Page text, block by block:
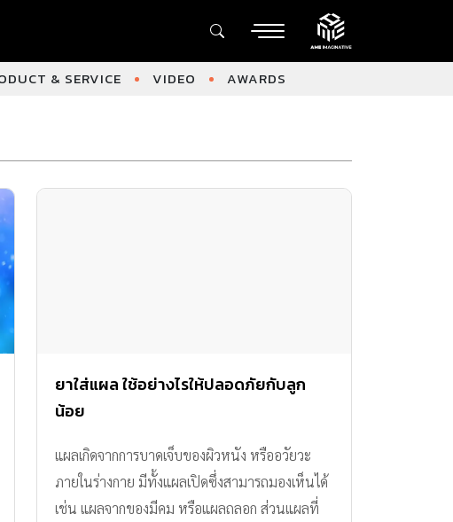
& SERVICE VIDEO AWARDS
ยาใส่แผล ใช้อย่างไรให้ปลอดภัยกับลูก
น้อย
แผลเกิดจากการบาดเจ็บของผิวหนัง หรืออวัยวะ
ภายในร่างกาย มีทั้งแผลเปิดซึ่งสามารถมองเห็นได้
เช่น แผลจากของมีคม หรือแผลถลอก ส่วนแผลที่